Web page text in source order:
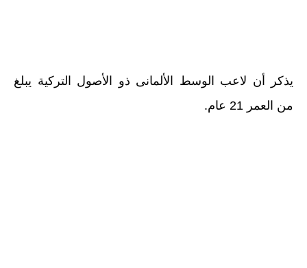
يذكر أن لاعب الوسط الألمانى ذو الأصول التركية يبلغ
من العمر 21 عام.